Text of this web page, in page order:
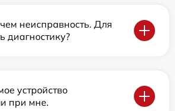
неисправность. Для
диагностику?
устройство
при мне.